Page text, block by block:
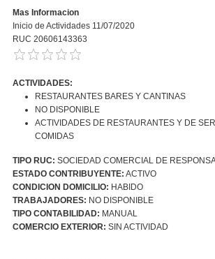
Mas Informacion
Inicio de Actividades 11/07/2020
RUC 20606143363
ACTIVIDADES:
RESTAURANTES BARES Y CANTINAS
NO DISPONIBLE
ACTIVIDADES DE RESTAURANTES Y DE
COMIDAS
TIPO RUC: SOCIEDAD COMERCIAL DE
ESTADO CONTRIBUYENTE: ACTIVO
CONDICION DOMICILIO: HABIDO
TRABAJADORES: NO DISPONIBLE
TIPO CONTABILIDAD: MANUAL
COMERCIO EXTERIOR: SIN ACTIVIDAD